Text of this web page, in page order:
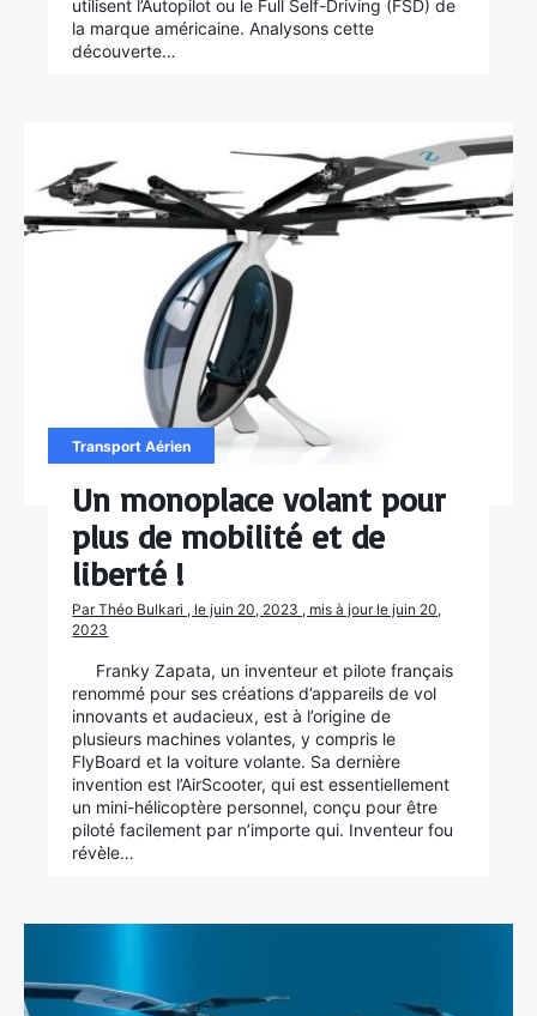
utilisent l’Autopilot ou le Full Self-Driving (FSD) de
la marque américaine. Analysons cette
découverte…
Transport Aérien
Un monoplace volant pour
plus de mobilité et de
liberté !
Par Théo Bulkari , le juin 20, 2023 , mis à jour le juin 20,
2023
Franky Zapata, un inventeur et pilote français
renommé pour ses créations d’appareils de vol
innovants et audacieux, est à l’origine de
plusieurs machines volantes, y compris le
FlyBoard et la voiture volante. Sa dernière
invention est l’AirScooter, qui est essentiellement
un mini-hélicoptère personnel, conçu pour être
piloté facilement par n’importe qui. Inventeur fou
révèle…